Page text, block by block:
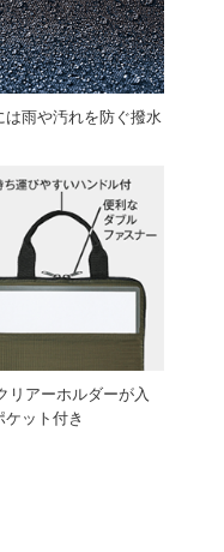
は雨や汚れを防ぐ撥水
リアーホルダーが入
ケット付き